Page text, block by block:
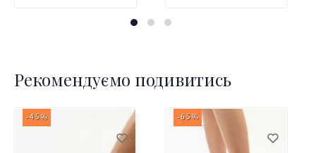
Рекомендуємо подивитись
-45% -65%